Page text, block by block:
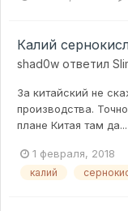
Калий
shad0w ответил
За китайский не
производства.
плане Китая там
1 февраля, 2018
калий